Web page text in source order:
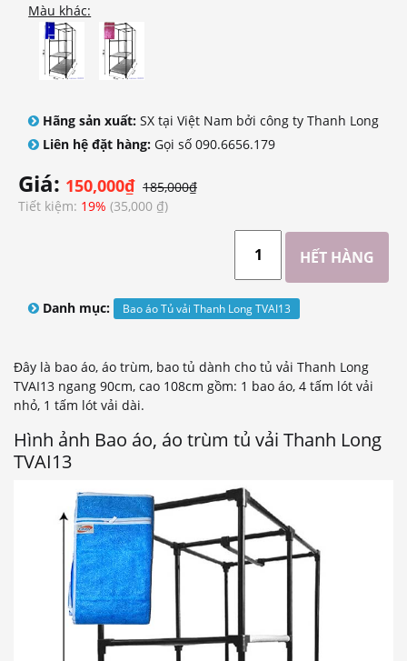
Màu khác:
Hãng sản xuất: SX tại Việt Nam bởi công ty Thanh Long
Liên hệ đặt hàng:Gọi số 090.6656.179
Giá: 150,000₫ 185,000₫
Tiết kiệm: 19% (35,000 ₫)
Danh mục: Bao áo Tủ vải Thanh Long TVAI13
Đây là bao áo, áo trùm, bao tủ dành cho tủ vải Thanh Long
TVAI13 ngang 90cm, cao 108cm gồm: 1 bao áo, 4 tấm lót vải
nhỏ, 1 tấm lót vải dài.
Hình ảnh Bao áo, áo trùm tủ vải Thanh Long
TVAI13